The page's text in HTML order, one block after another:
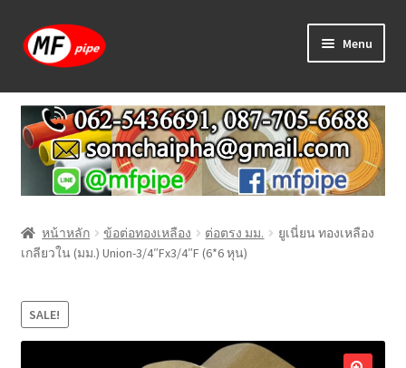
Skip
to
Skip
to
Menu
หน้าแรก
ร้านค้า
วิธีการเดินท่อ PAP
บทความ
แจ้งชำระเงิน
หน้าหลัก ข้อต่อทองเหลือง ต่อตรง มม.
ยูเนี่ยน ทองเหลือง
เกลียวใน (มม.) Union-3/4″Fx3/4″F (6*6 หุน)
SALE!